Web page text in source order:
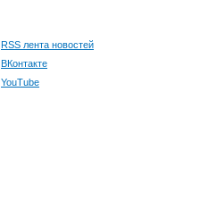
RSS лента новостей
ВКонтакте
YouTube